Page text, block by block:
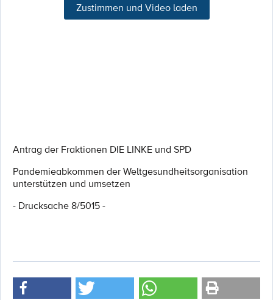
Zustimmen und Video laden
Antrag der Fraktionen DIE LINKE und SPD
Pandemieabkommen der Weltgesundheitsorganisation
unterstützen und umsetzen
- Drucksache 8/5015 -